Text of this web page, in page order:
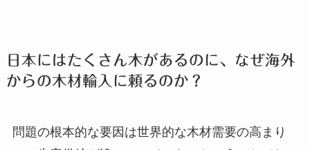
日本にはたくさん木があるのに、なぜ海外
からの木材輸入に頼るのか？
問題の根本的な要因は世界的な木材需要の高まり